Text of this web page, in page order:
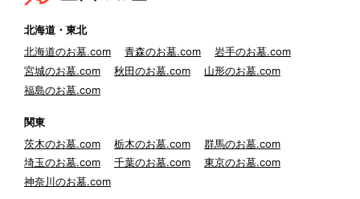
北海道・東北
北海道のお墓.com
青森のお墓.com
岩手のお墓.com
宮城のお墓.com
秋田のお墓.com
山形のお墓.com
福島のお墓.com
関東
茨木のお墓.com
栃木のお墓.com
群馬のお墓.com
埼玉のお墓.com
千葉のお墓.com
東京のお墓.com
神奈川のお墓.com